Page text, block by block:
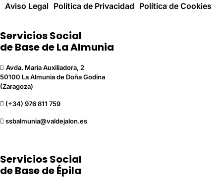
Aviso Legal Política de Privacidad Política de Cookies
Servicios Social
de Base de La Almunia
Avda. María Auxiliadora, 2
50100 La Almunia de Doña Godina
(Zaragoza)
(+34) 976 811 759
ssbalmunia@valdejalon.es
Servicios Social
de Base de Épila